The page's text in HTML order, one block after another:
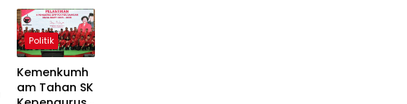
Respons
Appi Soal
RT/RW Dinilai
Menyinggung
Politik
Kemenkumh
am Tahan SK